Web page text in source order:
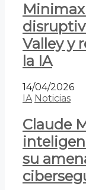
Valley y
la IA
14/04/2026
IA Noticias
Claude
su